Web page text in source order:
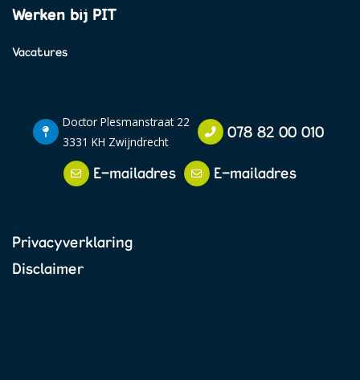
Werken bij PIT
Vacatures
Doctor Plesmanstraat 22
3331 KH Zwijndrecht
078 82 00 010
E-mailadres E-mailadres
Privacyverklaring
Disclaimer